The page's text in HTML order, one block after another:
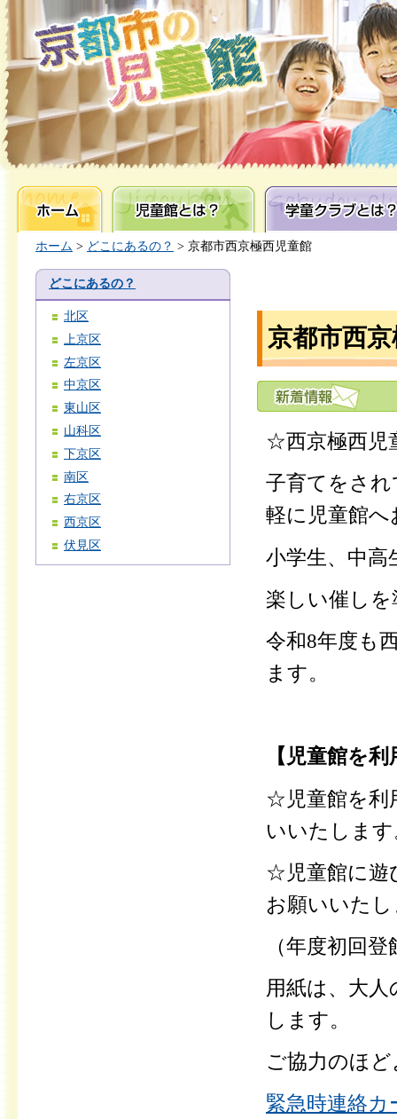
ホーム 児童館とは？ 学童クラブとは？
ホーム > どこにあるの？ > 京都市西京極西児童館
どこにあるの？
北区
上京区
左京区
中京区
東山区
山科区
下京区
南区
右京区
西京区
伏見区
京都市西
☆西京極西児
子育てをさ
軽に児童館
小学生、中
楽しい催し
令和8年度も
ます。
【児童館を
☆児童館を利
いいたしま
☆児童館に遊
お願いいた
（年度初回
用紙は、 大人
します。
ご協力のほ
緊急時連絡カ